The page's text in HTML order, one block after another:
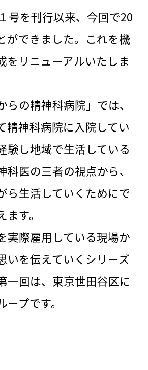
号を刊行以来、今回で20
ができました。これを機
をリニューアルいたしま
らの精神科病院」では、
精神科病院に入院してい
験し地域で生活している
科医の三者の視点から、
ら生活していくためにで
す。
実際雇用している現場か
いを伝えていくシリーズ
一回は、東京世田谷区に
プです。